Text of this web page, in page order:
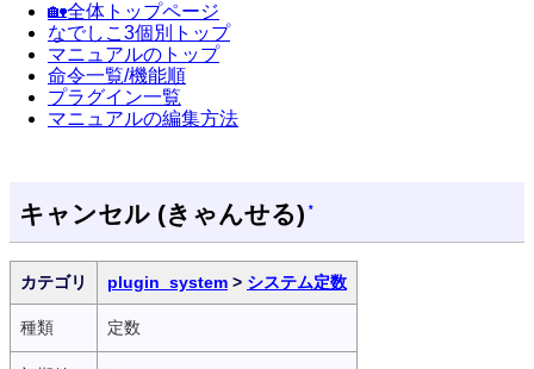
🏡全体トップページ
なでしこ3個別トップ
マニュアルのトップ
命令一覧/機能順
プラグイン一覧
マニュアルの編集方法
キャンセル (きゃんせる) *
カテゴリ plugin_system > システム定数
種類 定数